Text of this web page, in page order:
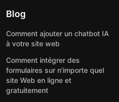
Blog
Comment ajouter un chatbot IA
à votre site web
Comment intégrer des
formulaires sur n'importe quel
site Web en ligne et
gratuitement